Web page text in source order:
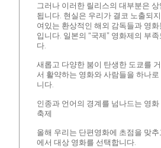
그러나 이러한 릴리스의 대부분은
됩니다. 현실은 우리가 결코 노출되
여있는 환상적인 해외 감독들과 영
입니다. 일본의 “국제” 영화제의 부
다.
새롭고 다양한 붐이 탄생한 도쿄를
서 활약하는 영화와 사람들을 하나
니다.
인종과 언어의 경계를 넘나드는 영
축제
올해 우리는 단편영화에 초점을 맞
에서 대상 영화를 선택합니다.